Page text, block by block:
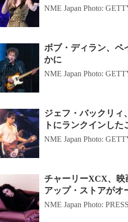
NME Japan Photo:
ボブ・ディラン、ペ
かに
NME Japan Photo:
ジェフ・バックリィ
トにランクインし
NME Japan Photo:
チャーリーXCX、
アップ・ストアがオ
NME Japan Photo: